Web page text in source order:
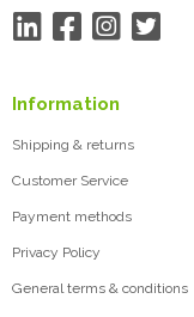
Information
Shipping & returns
Customer Service
Payment methods
Privacy Policy
General terms & conditions